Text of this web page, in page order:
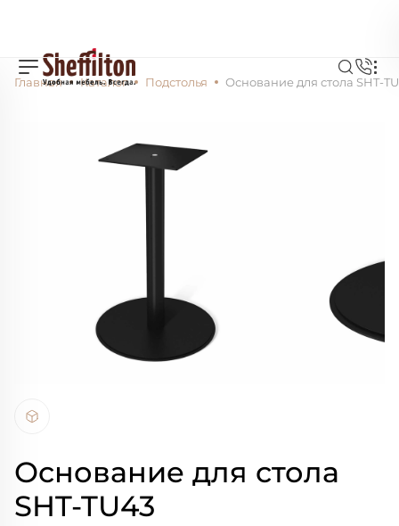
Главная Каталог Подстолья Основание для стола SHT-
Основание для стола
SHT-TU43